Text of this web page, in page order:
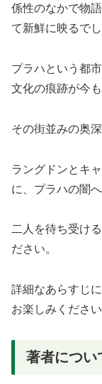
係性のなかで物
て新鮮に映るでし
プラハという都
文化の痕跡が今
その街並みの奥
ラングドンとキ
に、プラハの闇
二人を待ち受け
ださい。
詳細なあらすじ
お楽しみください
著者につい